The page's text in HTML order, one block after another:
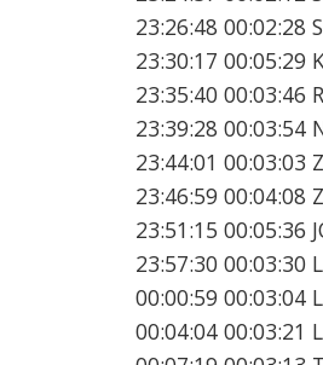
23:26:48 00:02:28
23:30:17 00:05:29
23:35:40 00:03:46
23:39:28 00:03:54
23:44:01 00:03:03
23:46:59 00:04:08
23:51:15 00:05:36
23:57:30 00:03:30
00:00:59 00:03:04
00:04:04 00:03:21